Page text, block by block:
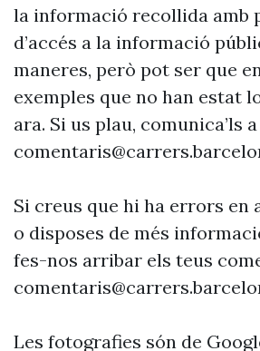
la informació recollida amb
d’accés a la informació
maneres, però pot ser que
exemples que no han estat
ara. Si us plau, comunica’ls a
Si creus que hi ha errors en
o disposes de més
fes-nos arribar els teus
Les fotografies són de